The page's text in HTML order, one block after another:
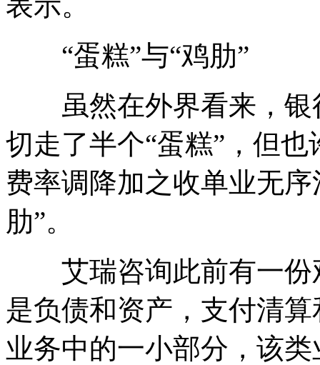
“蛋糕”与“鸡肋”
虽然在外界看来，银
切走了半个“蛋糕”，但
费率调降加之收单业无
肋”。
艾瑞咨询此前有一份
是负债和资产，支付清
业务中的一小部分，该